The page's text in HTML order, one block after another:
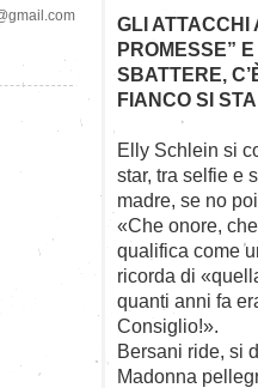
GLI ATTACCHI
PROMESSE”
SBATTERE,
FIANCO SI
Elly Schlein si
star, tra selfie e
madre, se no
«Che onore,
qualifica come
ricorda di
quanti anni fa
Consiglio!».
Bersani ride, si
Madonna